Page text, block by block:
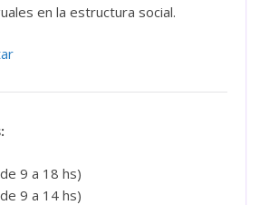
en la estructura social.
:
9 a 18 hs)
9 a 14 hs)